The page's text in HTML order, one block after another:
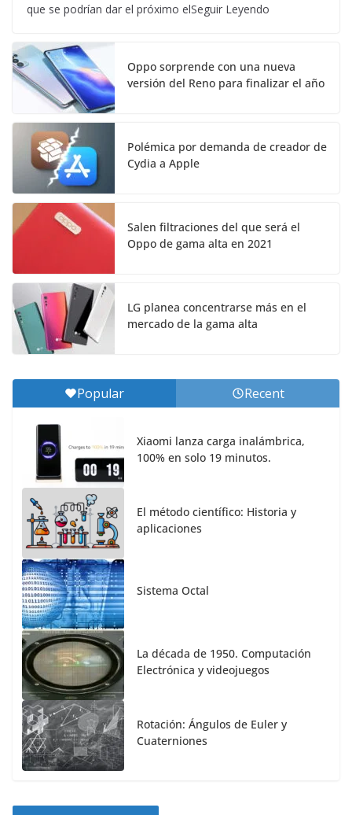
que se podrían dar el próximo elSeguir Leyendo
Oppo sorprende con una nueva
versión del Reno para finalizar el año
Polémica por demanda de creador de
Cydia a Apple
Salen filtraciones del que será el
Oppo de gama alta en 2021
LG planea concentrarse más en el
mercado de la gama alta
Popular Recent
Xiaomi lanza carga inalámbrica,
100% en solo 19 minutos.
El método científico: Historia y
aplicaciones
Sistema Octal
La década de 1950. Computación
Electrónica y videojuegos
Rotación: Ángulos de Euler y
Cuaterniones